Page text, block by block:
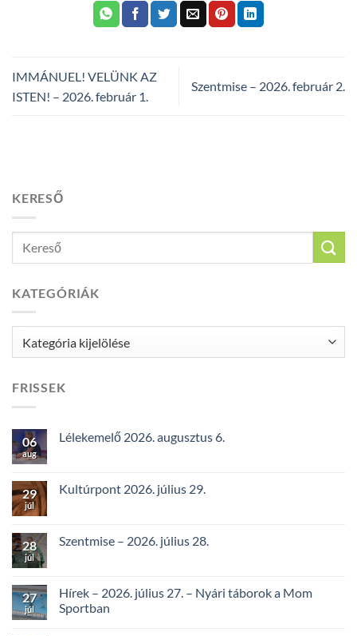
IMMÁNUEL! VELÜNK AZ
ISTEN! – 2026. február 1.
Szentmise – 2026. február 2.
KERESŐ
KATEGÓRIÁK
FRISSEK
06
aug
Lélekemelő 2026. augusztus 6.
29
júl
Kultúrpont 2026. július 29.
28
júl
Szentmise – 2026. július 28.
27
júl
Hírek – 2026. július 27. – Nyári táborok a Mom
Sportban